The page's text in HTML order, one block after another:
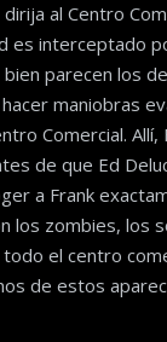
al Centro
es interceptado
parecen los
maniobras
Comercial. Allí,
de que Ed
a Frank
los zombies, los
el centro
de estos